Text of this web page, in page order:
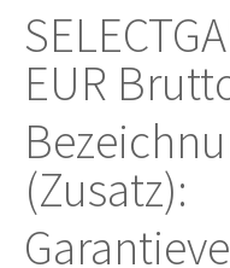
EUR
(Zusatz):